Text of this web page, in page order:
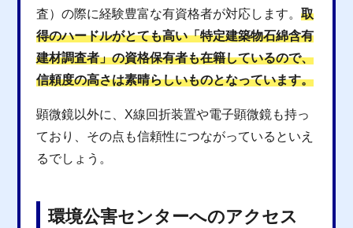
査）の際に経験豊富な有資格者が対応します。 取
得のハードルがとても高い「特定建築物石綿含有
建材調査者」の資格保有者も在籍しているので、
信頼度の高さは素晴らしいものとなっています。
顕微鏡以外に、X線回折装置や電子顕微鏡も持っ
ており、その点も信頼性につながっているといえ
るでしょう。
環境公害センターへのアクセス